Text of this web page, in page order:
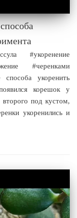
#укоренение
#черенками
укоренить
корешок у
под кустом,
укоренились и